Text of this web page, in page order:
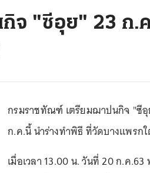
จ "ซีอุย" 23 ก.
กรมราชทัณฑ์ เตรียมฌาปนกิจ "ซี
ก.ค.นี้ นำร่างทำพิธี ที่วัดบางแพรก
เมื่อเวลา 13.00 น. วันที่ 20 ก.ค